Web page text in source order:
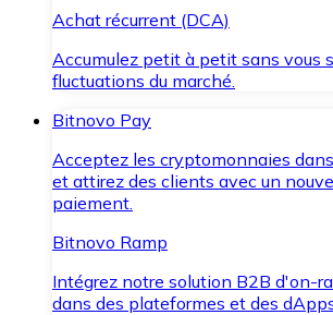
Achat récurrent (DCA)
Accumulez petit à petit sans vous
fluctuations du marché.
Bitnovo Pay
Acceptez les cryptomonnaies
et attirez des clients avec un
paiement.
Bitnovo Ramp
Intégrez notre solution B2B d'on-
dans des plateformes et des